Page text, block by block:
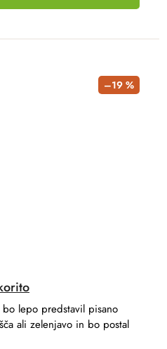
–19 %
lepo predstavil pisano
ali zelenjavo in bo postal